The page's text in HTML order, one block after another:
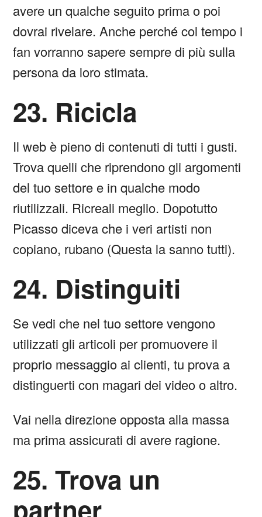
avere un qualche seguito prima o poi
dovrai rivelare. Anche perché col tempo i
fan vorranno sapere sempre di più sulla
persona da loro stimata.
23. Ricicla
Il web è pieno di contenuti di tutti i gusti.
Trova quelli che riprendono gli argomenti
del tuo settore e in qualche modo
riutilizzali. Ricreali meglio. Dopotutto
Picasso diceva che i veri artisti non
copiano, rubano (Questa la sanno tutti).
24. Distinguiti
Se vedi che nel tuo settore vengono
utilizzati gli articoli per promuovere il
proprio messaggio ai clienti, tu prova a
distinguerti con magari dei video o altro.
Vai nella direzione opposta alla massa
ma prima assicurati di avere ragione.
25. Trova un
partner